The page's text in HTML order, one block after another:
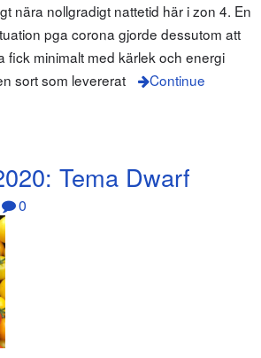
nära nollgradigt nattetid här i zon 4. En
pga corona gjorde dessutom att
fick minimalt med kärlek och energi
sort som levererat
Continue
Tema Dwarf
0